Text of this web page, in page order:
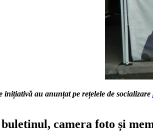
inițiativă au anunțat pe rețelele de socializare
camera foto și